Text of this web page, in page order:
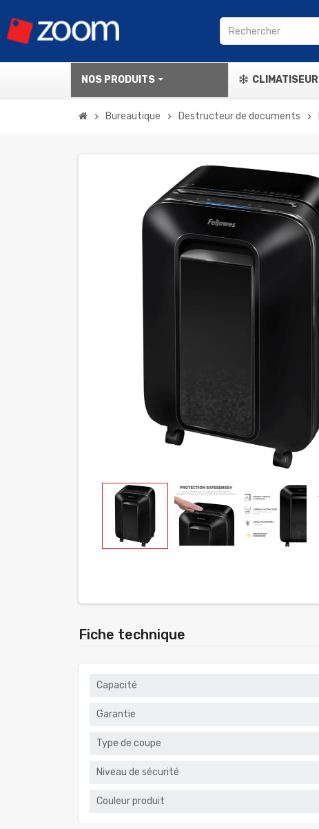
NOS PRODUITS CLIMATISEUR
chevron_right Bureautique chevron_right Destructeur de documents chevron_right
Fiche technique
Capacité
Garantie
Type de coupe
Niveau de sécurité
Couleur produit